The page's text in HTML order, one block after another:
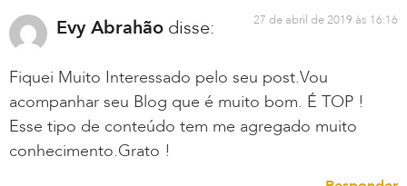
Evy Abrahão disse: 27 de abril de 2019 às 16:16
Fiquei Muito Interessado pelo seu post.Vou
acompanhar seu Blog que é muito bom. É TOP !
Esse tipo de conteúdo tem me agregado muito
conhecimento.Grato !